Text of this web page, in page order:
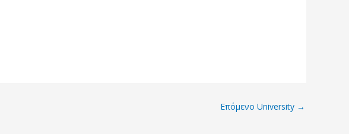
Επόμενο University →